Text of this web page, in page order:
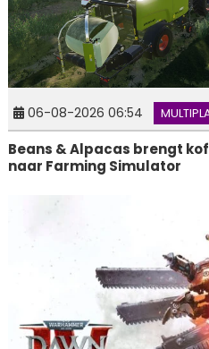
06-08-2026 06:54
Beans & Alpacas brengt
naar Farming Simulator